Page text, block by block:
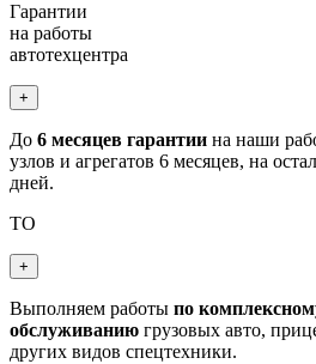
Гарантии
на работы
автотехцентра
+
До 6 месяцев гарантии на наши
узлов и агрегатов 6 месяцев, на
дней.
ТО
+
Выполняем работы по
обслуживанию грузовых авто,
других видов спецтехники.